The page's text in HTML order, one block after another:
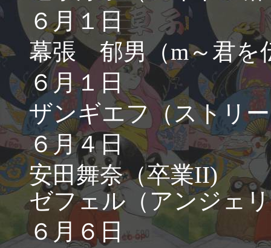
６月１日
幕張 郁男（m～君を
６月１日
ザンギエフ（ストリ
６月４日
安田舞奈（卒業II)
ゼフェル（アンジェ
６月６日